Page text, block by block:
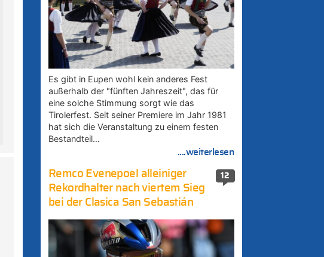
Es gibt in Eupen wohl kein anderes Fest
außerhalb der "fünften Jahreszeit", das für
eine solche Stimmung sorgt wie das
Tirolerfest. Seit seiner Premiere im Jahr 1981
hat sich die Veranstaltung zu einem festen
Bestandteil…
....weiterlesen
12
Remco Evenepoel alleiniger
Rekordhalter nach viertem Sieg
bei der Clasica San Sebastián